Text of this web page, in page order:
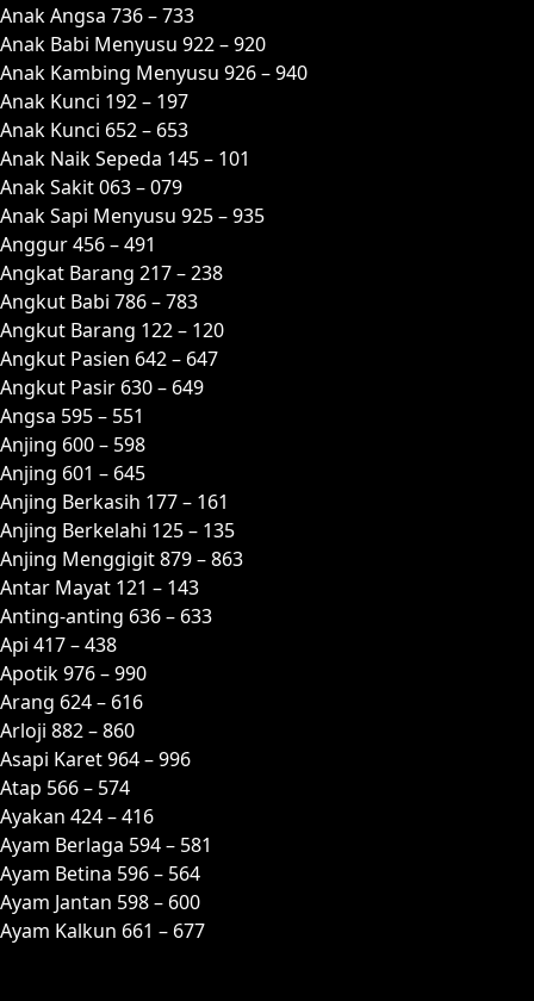
Anak Angsa 736 – 733
Anak Babi Menyusu 922 – 920
Anak Kambing Menyusu 926 – 940
Anak Kunci 192 – 197
Anak Kunci 652 – 653
Anak Naik Sepeda 145 – 101
Anak Sakit 063 – 079
Anak Sapi Menyusu 925 – 935
Anggur 456 – 491
Angkat Barang 217 – 238
Angkut Babi 786 – 783
Angkut Barang 122 – 120
Angkut Pasien 642 – 647
Angkut Pasir 630 – 649
Angsa 595 – 551
Anjing 600 – 598
Anjing 601 – 645
Anjing Berkasih 177 – 161
Anjing Berkelahi 125 – 135
Anjing Menggigit 879 – 863
Antar Mayat 121 – 143
Anting-anting 636 – 633
Api 417 – 438
Apotik 976 – 990
Arang 624 – 616
Arloji 882 – 860
Asapi Karet 964 – 996
Atap 566 – 574
Ayakan 424 – 416
Ayam Berlaga 594 – 581
Ayam Betina 596 – 564
Ayam Jantan 598 – 600
Ayam Kalkun 661 – 677